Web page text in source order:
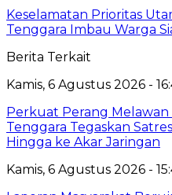
Keselamatan Prioritas
Tenggara Imbau Warga
Berita Terkait
Kamis, 6 Agustus 2026 -
Perkuat Perang Melawan
Tenggara Tegaskan
Hingga ke Akar Jaringan
Kamis, 6 Agustus 2026 -